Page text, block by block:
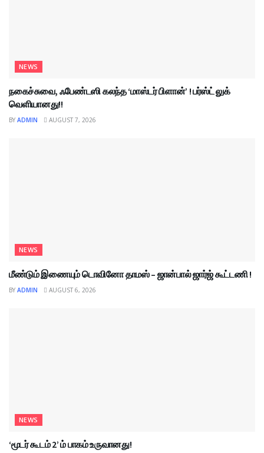
NEWS
நகைச்சுவை, ஃபேண்டஸி கலந்த ‘மாஸ்டர் பிளான்’ ! பர்ஸ்ட் லுக்
வெளியானது!!
BY ADMIN AUGUST 7, 2026
NEWS
மீண்டும் இணையும் டொவினோ தாமஸ் – ஜான்பால் ஜார்ஜ் கூட்டணி !
BY ADMIN AUGUST 6, 2026
NEWS
‘மூடர் கூடம் 2’ ம் பாகம் உருவானது!